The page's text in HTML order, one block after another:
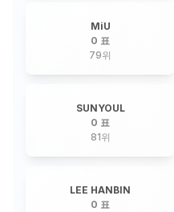
MiU
0 표
79위
SUNYOUL
0 표
81위
LEE HANBIN
0 표